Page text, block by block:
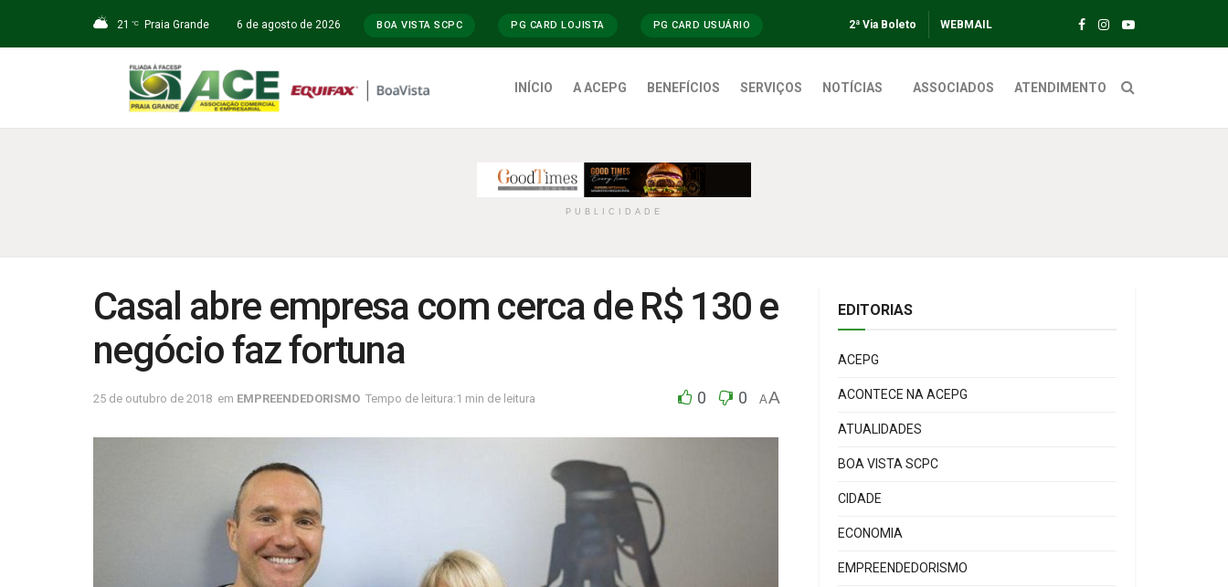
21 °C Praia Grande 6 de agosto de 2026 BOA VISTA SCPC PG CARD LOJISTA PG CARD USUÁRIO 2ª Via Boleto WEBMAIL
INÍCIO A ACEPG BENEFÍCIOS SERVIÇOS NOTÍCIAS ASSOCIADOS ATENDIMENTO
PUBLICIDADE
Casal abre empresa com cerca de R$ 130 e
negócio faz fortuna
25 de outubro de 2018 em EMPREENDEDORISMO Tempo de leitura:1 min de leitura 0 0 AA
EDITORIAS
ACEPG
ACONTECE NA ACEPG
ATUALIDADES
BOA VISTA SCPC
CIDADE
ECONOMIA
EMPREENDEDORISMO